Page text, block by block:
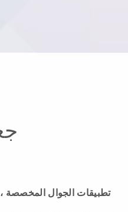
تطبيقات الجوال المخصصة ،